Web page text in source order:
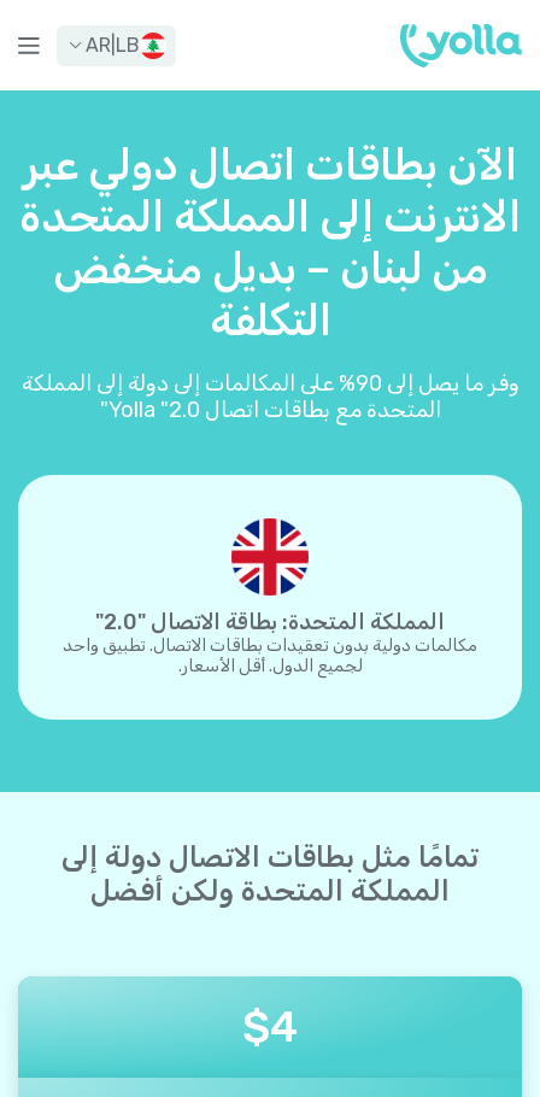
LB
AR
الآن بطاقات اتصال دولي عبر
الانترنت إلى المملكة المتحدة
من لبنان – بديل منخفض
التكلفة
وفر ما يصل إلى 90% على المكالمات إلى دولة إلى المملكة
المتحدة مع بطاقات اتصال Yolla "2.0"
المملكة المتحدة: بطاقة الاتصال "2.0"
مكالمات دولية بدون تعقيدات بطاقات الاتصال. تطبيق واحد
لجميع الدول. أقل الأسعار.
تمامًا مثل بطاقات الاتصال دولة إلى
المملكة المتحدة ولكن أفضل
$4